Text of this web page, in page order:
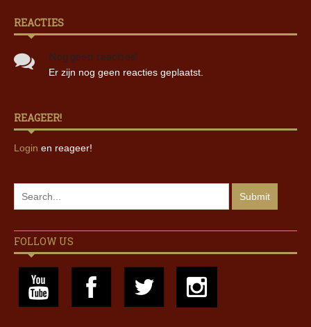
REACTIES
Nog geen reacties!
Er zijn nog geen reacties geplaatst.
REAGEER!
Login en reageer!
FOLLOW US